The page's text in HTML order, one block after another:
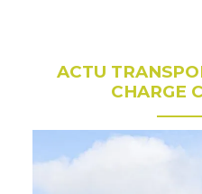
ACTU
CHARGE